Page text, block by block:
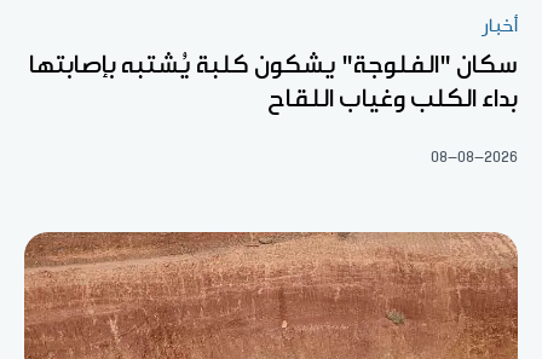
أخبار
سكان "الفلوجة" يشكون كلبة يُشتبه بإصابتها
بداء الكلب وغياب اللقاح
08-08-2026